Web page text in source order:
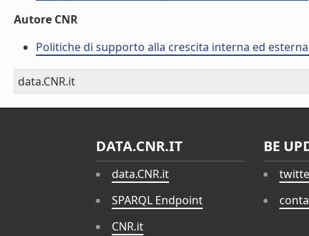
Autore CNR
Politiche di supporto alla crescita interna ed
data.CNR.it
DATA.CNR.IT
data.CNR.it
SPARQL Endpoint
CNR.it
BE